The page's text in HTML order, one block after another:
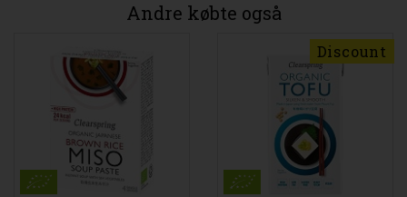
Andre købte også
Discount